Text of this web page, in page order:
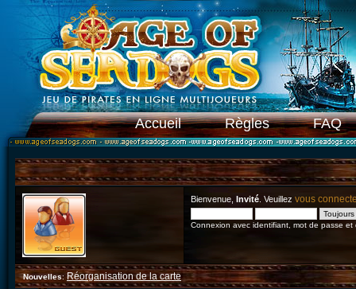
Accueil Règles FAQ
Bienvenue, Invité . Veuillez vous
Connexion avec identifiant, mot de passe et
Nouvelles: Réorganisation de la carte